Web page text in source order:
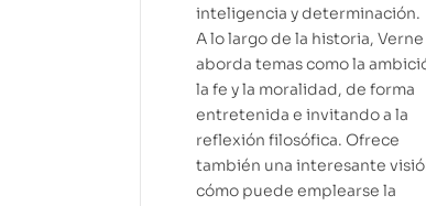
inteligencia y determinación.
A lo largo de la historia, Verne
aborda temas como la
la fe y la moralidad, de forma
entretenida e invitando a la
reflexión filosófica. Ofrece
también una interesante
cómo puede emplearse la